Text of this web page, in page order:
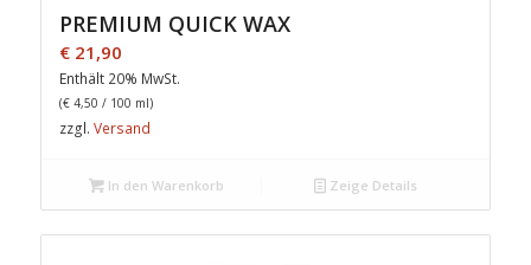
PREMIUM QUICK WAX
€21,90
Enthält 20% MwSt.
(€4,50 / 100 ml)
zzgl. Versand
In den Warenkorb Zeige Details